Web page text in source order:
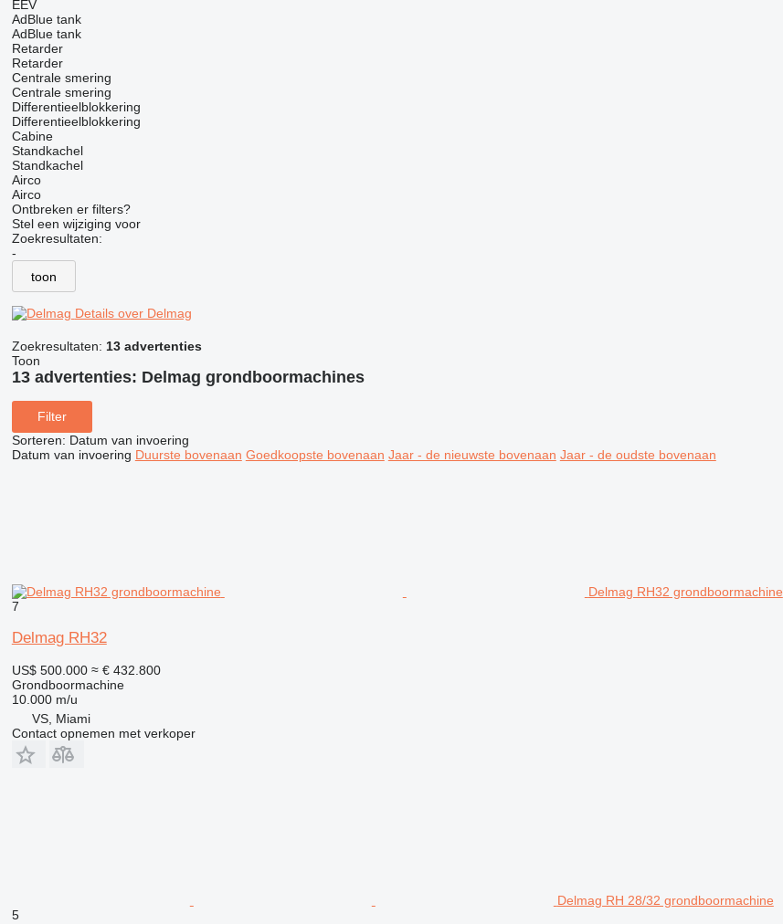
EEV
AdBlue tank
AdBlue tank
Retarder
Retarder
Centrale smering
Centrale smering
Differentieelblokkering
Differentieelblokkering
Cabine
Standkachel
Standkachel
Airco
Airco
Ontbreken er filters?
Stel een wijziging voor
Zoekresultaten:
-
toon
Details over Delmag
Zoekresultaten: 13 advertenties
Toon
13 advertenties: Delmag grondboormachines
Filter
Sorteren: Datum van invoering
Datum van invoering Duurste bovenaan Goedkoopste bovenaan Jaar - de nieuwste bovenaan Jaar - de oudste bovenaan
Delmag RH32 grondboormachine
7
Delmag RH32
US$ 500.000 ≈ € 432.800
Grondboormachine
10.000 m/u
VS, Miami
Contact opnemen met verkoper
Delmag RH 28/32 grondboormachine
5